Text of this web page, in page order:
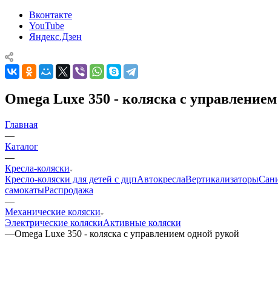
Вконтакте
YouTube
Яндекс.Дзен
Omega Luxe 350 - коляска с
Главная
—
Каталог
—
Кресла-коляски
Кресло-коляски для детей с дцпАвтокреслаВертикализаторы
самокатыРаспродажа
—
Механические коляски
Электрические коляскиАктивные коляски
—Omega Luxe 350 - коляска с управлением одной рукой